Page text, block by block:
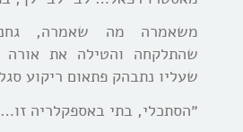
משאמרה מה שאמרה,
שהתלקחה והטילה את
שעליו נתבהק פתאום ריקוע
״הסתכלי, בתי באספקלריה